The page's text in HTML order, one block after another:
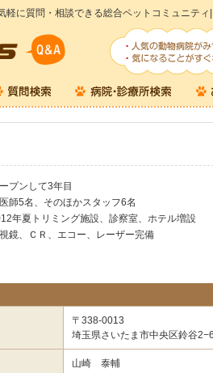
軽に質問・相談できる総合ペットコミュニティ
プンして3年目
師5名、そのほかスタッフ6名
年夏トリミング施設、診察室、ホテル増設
鏡、ＣＲ、エコー、レーザー完備
〒338-0013
埼玉県さいたま市中央区鈴谷
山崎 泰輔